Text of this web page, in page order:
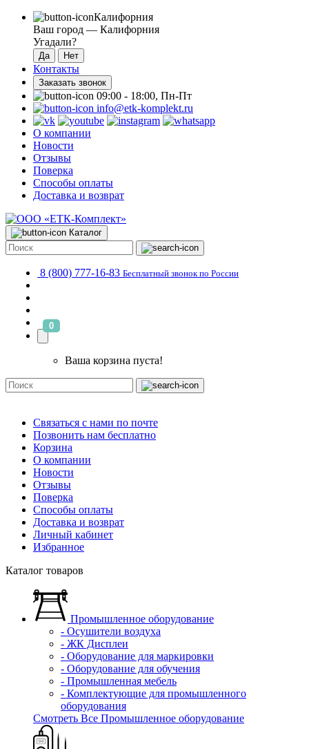
Калифорния
Ваш город — Калифорния
Угадали?
Контакты
Заказать звонок
09:00 - 18:00, Пн-Пт
info@etk-komplekt.ru
О компании
Новости
Отзывы
Поверка
Способы оплаты
Доставка и возврат
Каталог
8 (800) 777-16-83 Бесплатный звонок по России
0
Ваша корзина пуста!
Связаться с нами по почте
Позвонить нам бесплатно
Корзина
О компании
Новости
Отзывы
Поверка
Способы оплаты
Доставка и возврат
Личный кабинет
Избранное
Каталог товаров
Промышленное оборудование
- Осушители воздуха
- ЖК Дисплеи
- Оборудование для маркировки
- Оборудование для обучения
- Промышленная мебель
- Комплектующие для промышленного
оборудования
Смотреть Все Промышленное оборудование